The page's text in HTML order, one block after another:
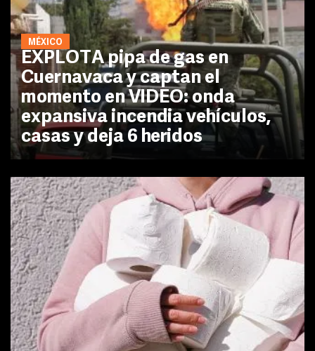
MÉXICO
EXPLOTA pipa de gas en
Cuernavaca y captan el
momento en VIDEO: onda
expansiva incendia vehículos,
casas y deja 6 heridos